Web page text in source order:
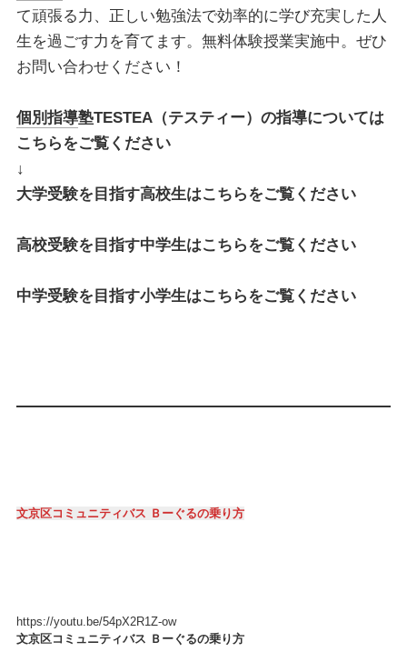
て頑張る力、正しい勉強法で効率的に学び充実した人
生を過ごす力を育てます。無料体験授業実施中。ぜひ
お問い合わせください！
個別指導塾TESTEA（テスティー）の指導については
こちらをご覧ください
↓
大学受験を目指す高校生はこちらをご覧ください
高校受験を目指す中学生はこちらをご覧ください
中学受験を目指す小学生はこちらをご覧ください
文京区コミュニティバス Ｂーぐるの乗り方
https://youtu.be/54pX2R1Z-ow
文京区コミュニティバス Ｂーぐるの乗り方